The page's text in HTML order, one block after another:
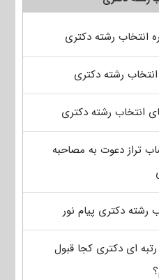
انتخاب رشته دکتری
رشته دکتری
انتخاب رشته دکتری
تراز دعوت به مصاحبه
رشته دکتری پیام نور
ای دکتری کجا قبول